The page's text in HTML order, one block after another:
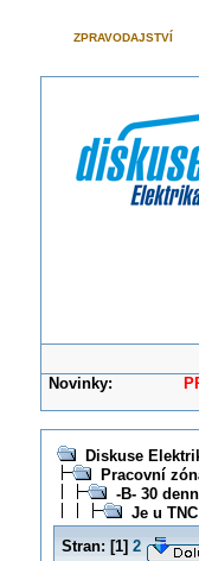
ZPRAVODAJSTVÍ
Novinky:
Diskuse
Pracovní
-B- 30
Je u
Stran: [1] 2